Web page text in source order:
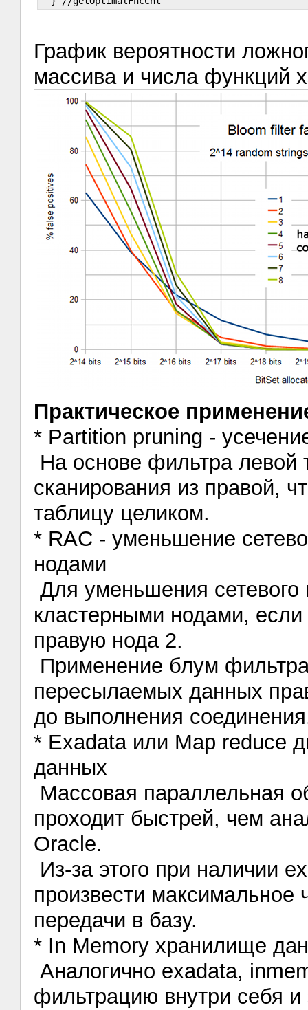
График вероятности
массива и числа функций
Практическое
* Partition pruning -
На основе фильтра
сканирования из правой,
таблицу целиком.
* RAC - уменьшение
нодами
Для уменьшения
кластерными нодами,
правую нода 2.
Применение блум
пересылаемых данных
до выполнения
* Exadata или Map reduce
данных
Массовая параллельная
проходит быстрей, чем
Oracle.
Из-за этого при наличии
произвести максимальное
передачи в базу.
* In Memory хранилище
Аналогично exadata,
фильтрацию внутри себя